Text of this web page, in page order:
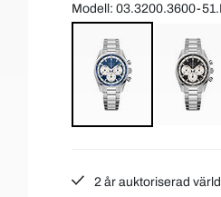
Modell: 03.3200.3600-
2 år auktoriserad